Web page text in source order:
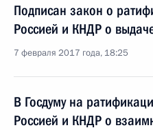
Подписан закон о
Россией и КНДР о
7 февраля 2017 года, 18:25
В Госдуму на
Россией и КНДР о